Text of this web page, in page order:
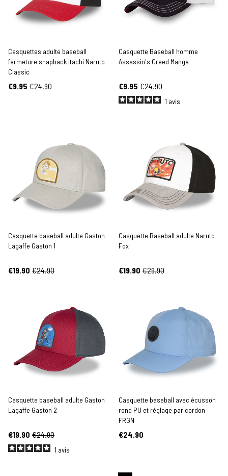
Casquettes adulte baseball
fermeture snapback Itachi Naruto
Classic
€9.95 €24.90
Casquette Baseball homme
Assassin's Creed Manga
€9.95 €24.90
1 avis
Casquette baseball adulte Gaston
Lagaffe Gaston 1
€19.90 €24.90
Casquette Baseball adulte Naruto
Fox
€19.90 €29.90
Casquette baseball adulte Gaston
Lagaffe Gaston 2
€19.90 €24.90
1 avis
Casquette baseball avec écusson
rond PU et réglage par cordon
FRGN
€24.90